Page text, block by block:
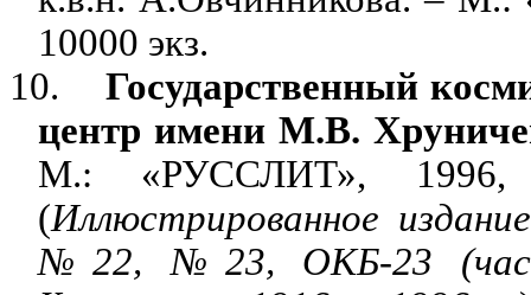
10000 экз.
10.
Государственный
центр имени М.В.
М.: «РУССЛИТ»,
(Иллюстрированное
№22, №23, ОКБ-23